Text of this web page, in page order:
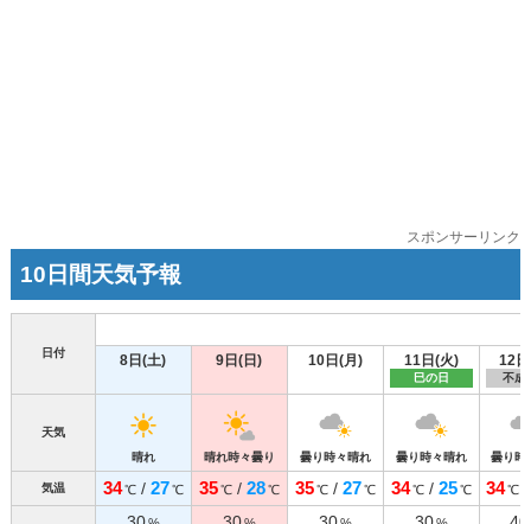
スポンサーリンク
10日間天気予報
日付 8日(土) 9日(日) 10日(月) 11日(火)
巳の日
12
不成
天気
晴れ
晴れ時々曇り 曇り時々晴れ 曇り時々晴れ 曇り時
気温 34℃/ 27℃ 35℃/ 28℃ 35℃/ 27℃ 34℃/ 25℃ 34℃